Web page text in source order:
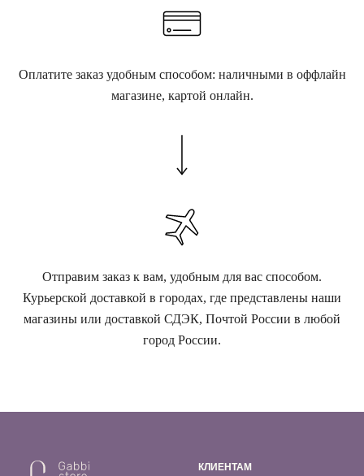
Оплатите заказ удобным способом: наличными в оффлайн
магазине, картой онлайн.
Отправим заказ к вам, удобным для вас способом.
Курьерской доставкой в городах, где представлены наши
магазины или доставкой СДЭК, Почтой России в любой
город России.
КЛИЕНТАМ